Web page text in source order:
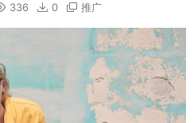
336 0 推广